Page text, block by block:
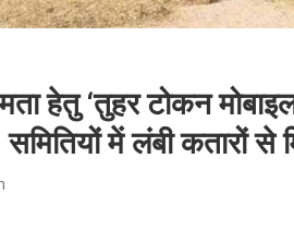
हेतु ‘तुहर टोकन
में लंबी कतारों से